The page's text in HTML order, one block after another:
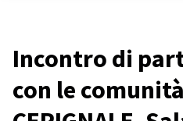
Incontro di
con le